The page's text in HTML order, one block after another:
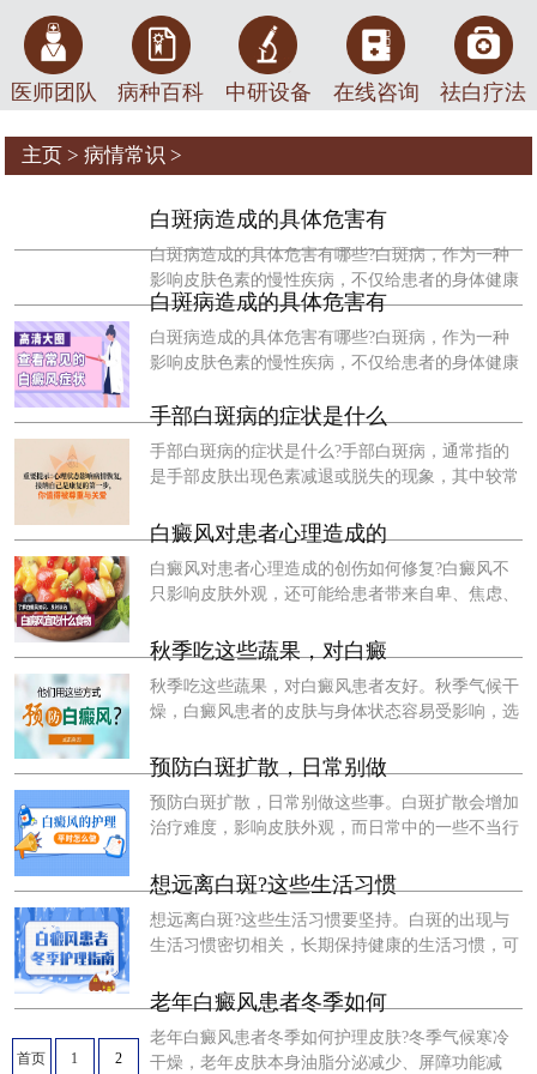
医师团队 病种百科 中研设备 在线咨询 祛白疗法
主页 > 病情常识 >
白斑病造成的具体危害有
白斑病造成的具体危害有哪些?白斑病，作为一种
影响皮肤色素的慢性疾病，不仅给患者的身体健康
带来威胁，还对其心理健康、社交生活以及生活质
量产生深远影响。
白斑病造成的具体危害有
白斑病造成的具体危害有哪些?白斑病，作为一种
影响皮肤色素的慢性疾病，不仅给患者的身体健康
量产生深远影响。
手部白斑病的症状是什么
手部白斑病的症状是什么?手部白斑病，通常指的
是手部皮肤出现色素减退或脱失的现象，其中较常
观，还可能对患者的心理健康造成一
白癜风对患者心理造成的
白癜风对患者心理造成的创伤如何修复?白癜风不
只影响皮肤外观，还可能给患者带来自卑、焦虑、
质量，甚至间接干扰病情稳定。白癜
秋季吃这些蔬果，对白癜
秋季吃这些蔬果，对白癜风患者友好。秋季气候干
燥，白癜风患者的皮肤与身体状态容易受影响，选
燥、为黑色素合成提供支持。哪些秋
预防白斑扩散，日常别做
预防白斑扩散，日常别做这些事。白斑扩散会增加
治疗难度，影响皮肤外观，而日常中的一些不当行
需明确日常应避免的行为。那么预
想远离白斑?这些生活习惯
想远离白斑?这些生活习惯要坚持。白斑的出现与
生活习惯密切相关，长期保持健康的生活习惯，可
么，哪些生活习惯需要坚持才能远离白
老年白癜风患者冬季如何
老年白癜风患者冬季如何护理皮肤?冬季气候寒冷
干燥，老年皮肤本身油脂分泌减少、屏障功能减
首页 1 2